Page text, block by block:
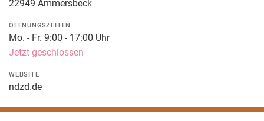
22949 Ammersbeck
ÖFFNUNGSZEITEN
Mo. - Fr. 9:00 - 17:00 Uhr
Jetzt geschlossen
WEBSITE
ndzd.de